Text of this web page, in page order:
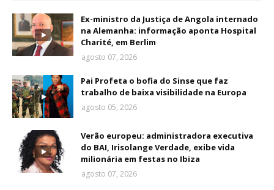
Ex-ministro da Justiça de Angola internado
na Alemanha: informação aponta Hospital
Charité, em Berlim
agosto 07, 2026
Pai Profeta o bofia do Sinse que faz
trabalho de baixa visibilidade na Europa
agosto 05, 2026
Verão europeu: administradora executiva
do BAI, Irisolange Verdade, exibe vida
milionária em festas no Ibiza
agosto 07, 2026